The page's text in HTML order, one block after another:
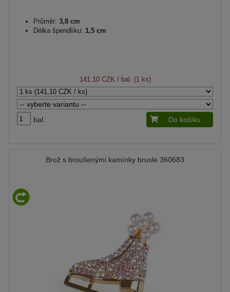
Průměr: 3,8 cm
Délka špendlíku: 1,5 cm
141,10 CZK / bal. (1 ks)
bal. Do košíku
Brož s broušenými kamínky brusle 360683